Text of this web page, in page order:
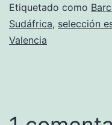
Etiquetado como
Sudáfrica, selección
Valencia